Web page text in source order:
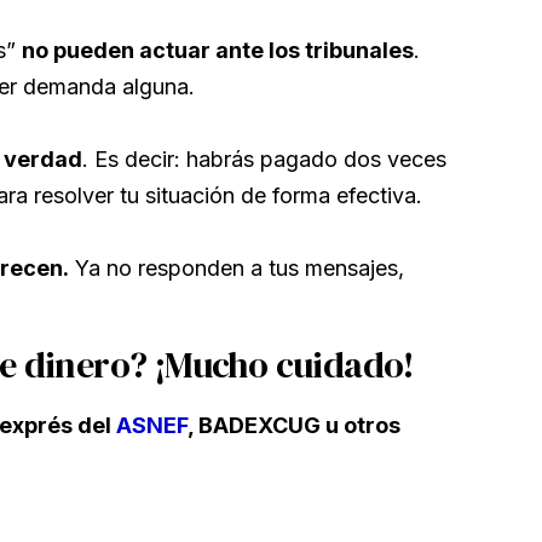
no pueden actuar ante los tribunales.
demanda alguna.
verdad. Es decir: habrás pagado dos veces
resolver tu situación de forma efectiva.
Ya no responden a tus mensajes,
dinero? ¡Mucho cuidado!
del ASNEF, BADEXCUG u otros